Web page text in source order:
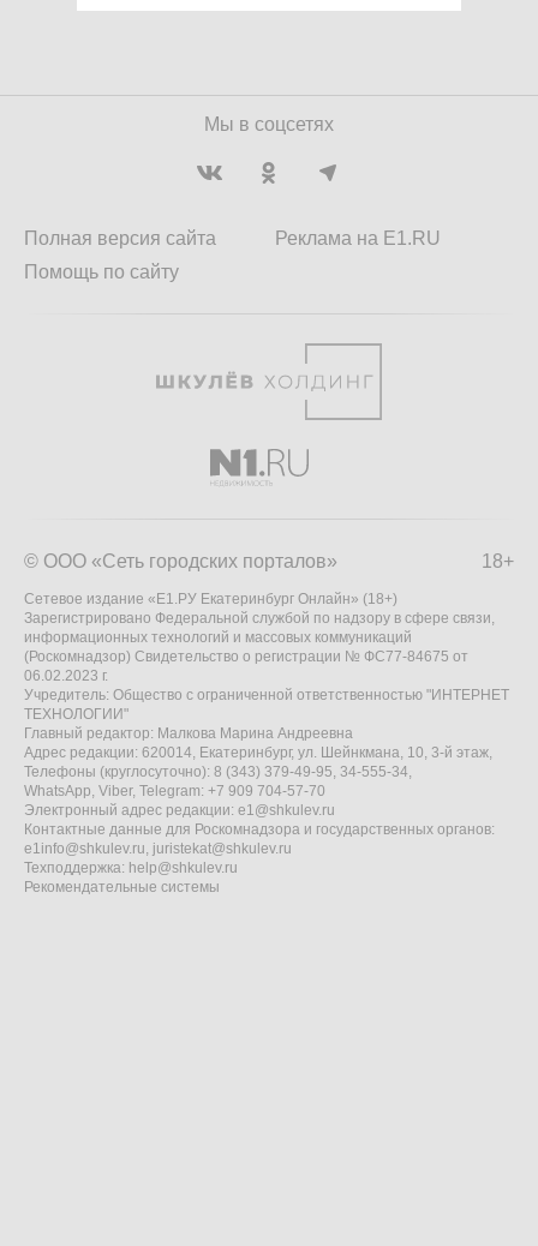
Мы в соцсетях
Полная версия сайта
Помощь по сайту
Реклама на E1.RU
18+
© ООО «Сеть городских порталов»
Сетевое издание «Е1.РУ Екатеринбург Онлайн» (18+)
Зарегистрировано Федеральной службой по надзору в сфере связи,
информационных технологий и массовых коммуникаций
(Роскомнадзор) Свидетельство о регистрации № ФС77-84675 от
06.02.2023 г.
Учредитель: Общество с ограниченной ответственностью "ИНТЕРНЕТ
ТЕХНОЛОГИИ"
Главный редактор: Малкова Марина Андреевна
Адрес редакции: 620014, Екатеринбург, ул. Шейнкмана, 10, 3-й этаж,
Телефоны (круглосуточно): 8 (343) 379-49-95, 34-555-34,
WhatsApp, Viber, Telegram: +7 909 704-57-70
Электронный адрес редакции: e1@shkulev.ru
Контактные данные для Роскомнадзора и государственных органов:
e1info@shkulev.ru, juristekat@shkulev.ru
Техподдержка: help@shkulev.ru
Рекомендательные системы